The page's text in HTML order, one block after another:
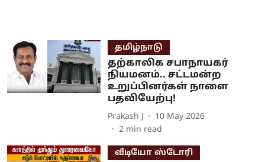
தமிழ்நாடு
தற்காலிக சபாநாயகர்
நியமனம்.. சட்டமன்ற
உறுப்பினர்கள் நாளை
பதவியேற்பு!
Prakash J
10 May 2026
2 min read
வீடியோ ஸ்டோரி